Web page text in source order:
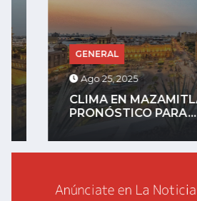
GENERAL
Ago 25, 2025
CLIMA EN MAZAMITLA
PRONÓSTICO PARA...